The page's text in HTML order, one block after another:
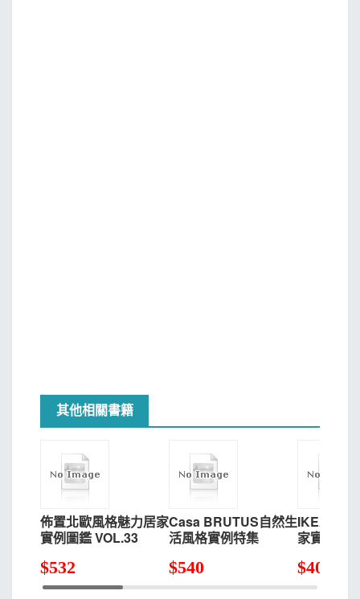
其他相關書籍
佈置北歐風格魅力居家
實例圖鑑 VOL.33
$532
Casa BRUTUS自然生
活風格實例特集
$540
IKEA家具
家實例專
$405